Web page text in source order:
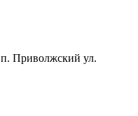
п. Приволжский ул.